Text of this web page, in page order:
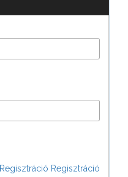
Regisztráció Regisztráció